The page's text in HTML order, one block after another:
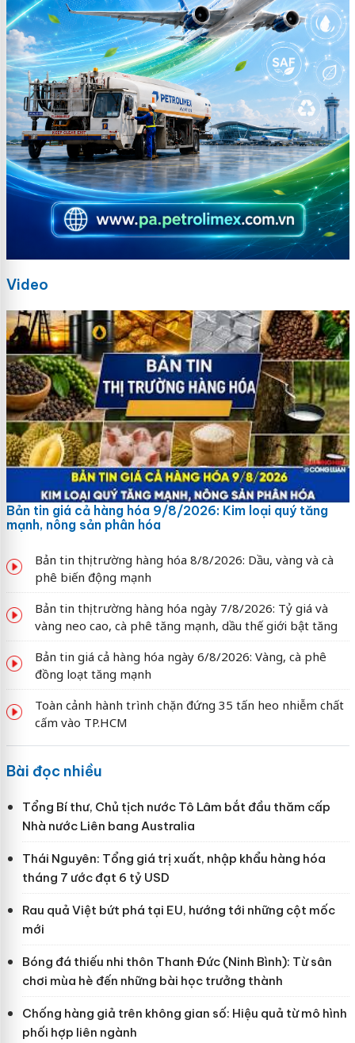
Video
Bản tin giá cả hàng hóa 9/8/2026: Kim loại quý tăng
mạnh, nông sản phân hóa
Bản tin thị trường hàng hóa 8/8/2026: Dầu, vàng và cà
phê biến động mạnh
Bản tin thị trường hàng hóa ngày 7/8/2026: Tỷ giá và
vàng neo cao, cà phê tăng mạnh, dầu thế giới bật tăng
Bản tin giá cả hàng hóa ngày 6/8/2026: Vàng, cà phê
đồng loạt tăng mạnh
Toàn cảnh hành trình chặn đứng 35 tấn heo nhiễm chất
cấm vào TP.HCM
Bài đọc nhiều
Tổng Bí thư, Chủ tịch nước Tô Lâm bắt đầu thăm cấp
Nhà nước Liên bang Australia
Thái Nguyên: Tổng giá trị xuất, nhập khẩu hàng hóa
tháng 7 ước đạt 6 tỷ USD
Rau quả Việt bứt phá tại EU, hướng tới những cột mốc
mới
Bóng đá thiếu nhi thôn Thanh Đức (Ninh Bình): Từ sân
chơi mùa hè đến những bài học trưởng thành
Chống hàng giả trên không gian số: Hiệu quả từ mô hình
phối hợp liên ngành